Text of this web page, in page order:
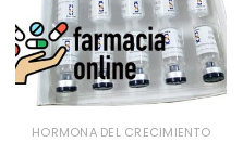
HORMONA DEL CRECIMIENTO